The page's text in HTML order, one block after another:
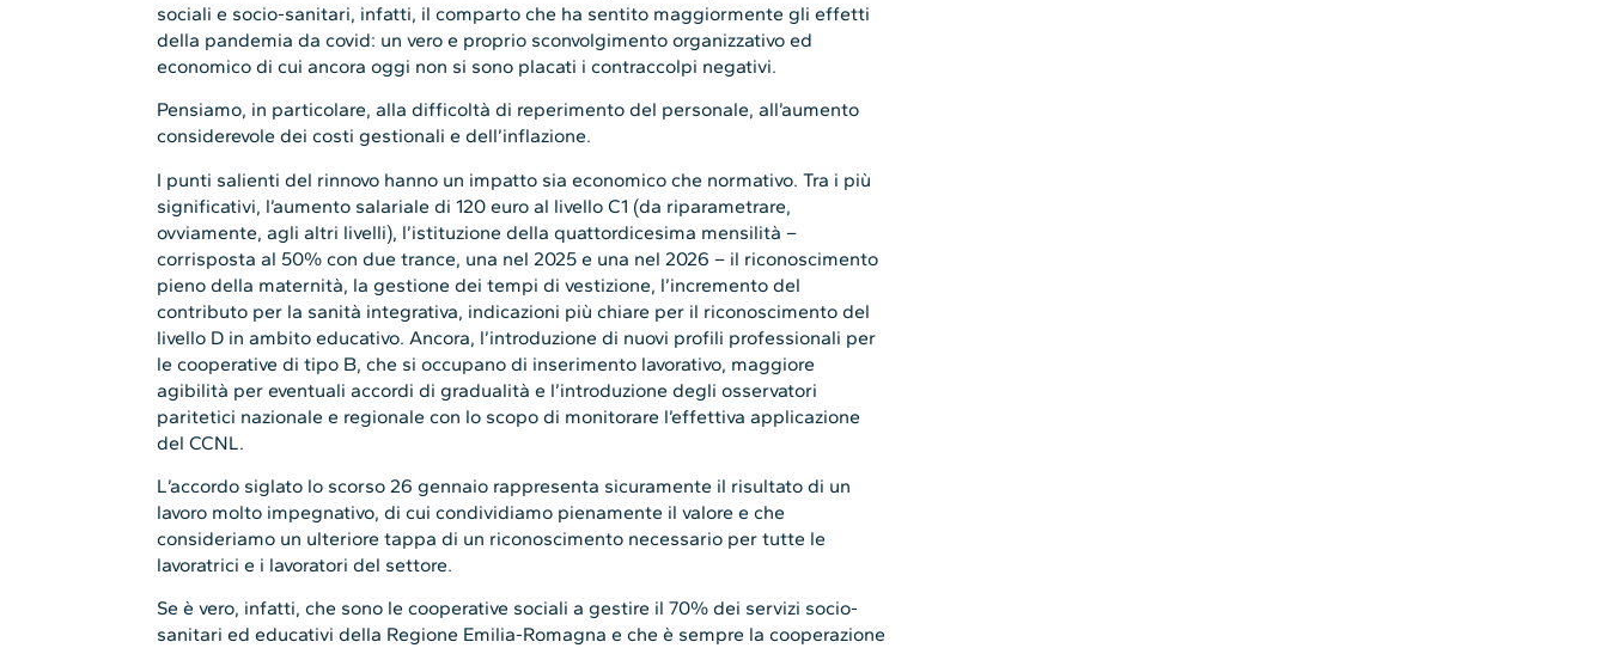
sociali e socio-sanitari, infatti, il comparto che ha sentito maggiormente gli effetti
della pandemia da covid: un vero e proprio sconvolgimento organizzativo ed
economico di cui ancora oggi non si sono placati i contraccolpi negativi.
Pensiamo, in particolare, alla difficoltà di reperimento del personale, all’aumento
considerevole dei costi gestionali e dell’inflazione.
I punti salienti del rinnovo hanno un impatto sia economico che normativo. Tra i più
significativi, l’aumento salariale di 120 euro al livello C1 (da riparametrare,
ovviamente, agli altri livelli), l’istituzione della quattordicesima mensilità –
corrisposta al 50% con due trance, una nel 2025 e una nel 2026 – il riconoscimento
pieno della maternità, la gestione dei tempi di vestizione, l’incremento del
contributo per la sanità integrativa, indicazioni più chiare per il riconoscimento del
livello D in ambito educativo. Ancora, l’introduzione di nuovi profili professionali per
le cooperative di tipo B, che si occupano di inserimento lavorativo, maggiore
agibilità per eventuali accordi di gradualità e l’introduzione degli osservatori
paritetici nazionale e regionale con lo scopo di monitorare l’effettiva applicazione
del CCNL.
L’accordo siglato lo scorso 26 gennaio rappresenta sicuramente il risultato di un
lavoro molto impegnativo, di cui condividiamo pienamente il valore e che
consideriamo un ulteriore tappa di un riconoscimento necessario per tutte le
lavoratrici e i lavoratori del settore.
Se è vero, infatti, che sono le cooperative sociali a gestire il 70% dei servizi socio-
sanitari ed educativi della Regione Emilia-Romagna e che è sempre la cooperazione